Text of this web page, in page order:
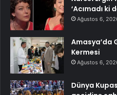
‘Acımadı ki
Ağustos 6,
Amasya’da
Kermesi
Ağustos 6,
Dünya